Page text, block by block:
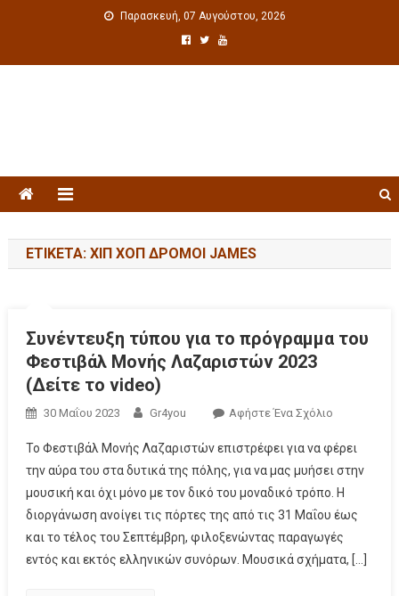
Παρασκευή, 07 Αυγούστου, 2026
ΕΤΙΚΈΤΑ: ΧΙΠ ΧΟΠ ΔΡΟΜΟΙ JAMES
Συνέντευξη τύπου για το πρόγραμμα του
Φεστιβάλ Μονής Λαζαριστών 2023
(Δείτε το video)
30 Μαΐου 2023 Gr4you Αφήστε Ένα Σχόλιο
Το Φεστιβάλ Μονής Λαζαριστών επιστρέφει για να φέρει
την αύρα του στα δυτικά της πόλης, για να μας μυήσει στην
μουσική και όχι μόνο με τον δικό του μοναδικό τρόπο. Η
διοργάνωση ανοίγει τις πόρτες της από τις 31 Μαΐου έως
και το τέλος του Σεπτέμβρη, φιλοξενώντας παραγωγές
εντός και εκτός ελληνικών συνόρων. Μουσικά σχήματα, […]